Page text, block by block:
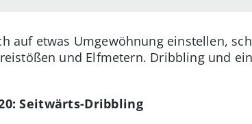
auf etwas Umgewöhnung einstellen,
und Elfmetern. Dribbling und
Seitwärts-Dribbling